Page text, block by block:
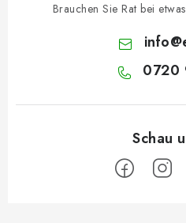
Brauchen Sie Rat bei
info@
0720